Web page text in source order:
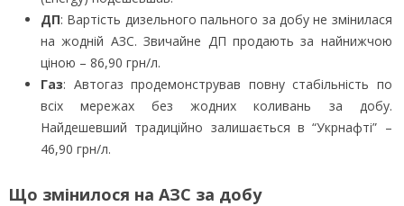
ДП: Вартість дизельного пального за добу не змінилася
на жодній АЗС. Звичайне ДП продають за найнижчою
ціною – 86,90 грн/л.
Газ: Автогаз продемонстрував повну стабільність по
всіх мережах без жодних коливань за добу.
Найдешевший традиційно залишається в “Укрнафті” –
46,90 грн/л.
Що змінилося на АЗС за добу